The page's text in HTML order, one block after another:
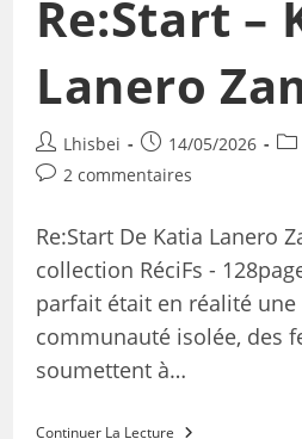
Re:Start –
Lanero
Lhisbei 14/05/2026
2 commentaires
Re:Start De Katia Lanero
collection RéciFs -
parfait était en réalité
communauté isolée, des
soumettent à…
Continuer La Lecture